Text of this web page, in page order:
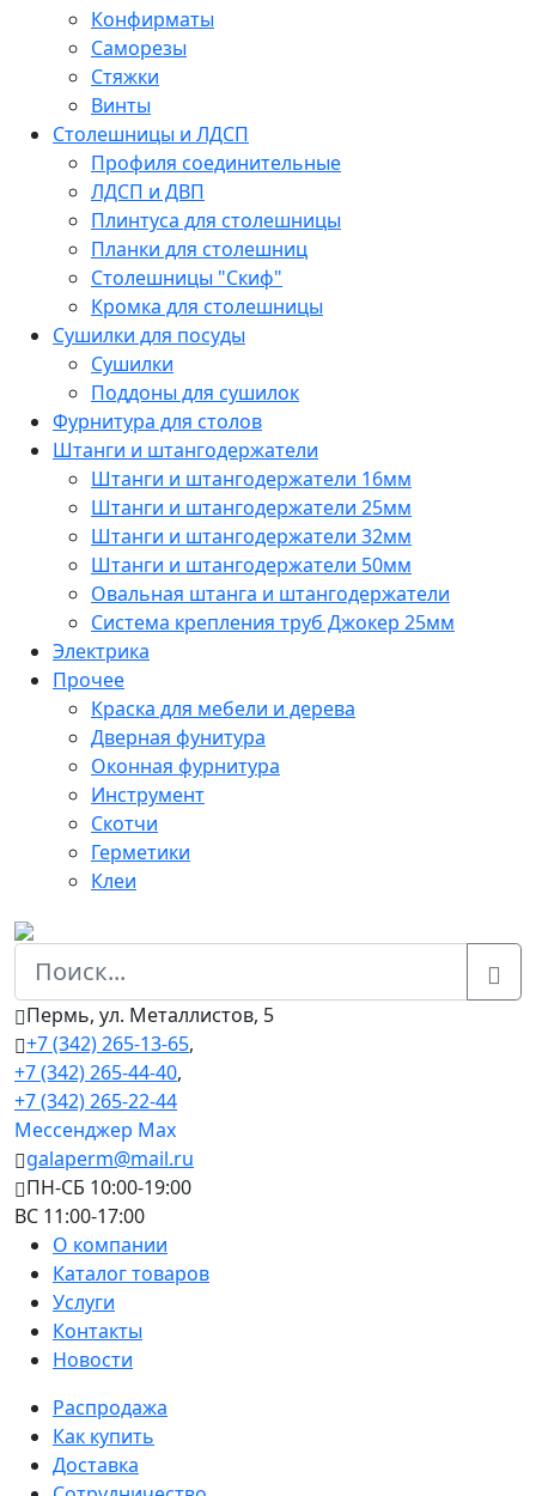
Конфирматы
Саморезы
Стяжки
Винты
Столешницы и ЛДСП
Профиля соединительные
ЛДСП и ДВП
Плинтуса для столешницы
Планки для столешниц
Столешницы "Скиф"
Кромка для столешницы
Сушилки для посуды
Сушилки
Поддоны для сушилок
Фурнитура для столов
Штанги и штангодержатели
Штанги и штангодержатели 16мм
Штанги и штангодержатели 25мм
Штанги и штангодержатели 32мм
Штанги и штангодержатели 50мм
Овальная штанга и штангодержатели
Система крепления труб Джокер 25мм
Электрика
Прочее
Краска для мебели и дерева
Дверная фунитура
Оконная фурнитура
Инструмент
Скотчи
Герметики
Клеи
Пермь, ул. Металлистов, 5
+7 (342) 265-13-65,
+7 (342) 265-44-40,
+7 (342) 265-22-44
Мессенджер Мах
galaperm@mail.ru
ПН-СБ 10:00-19:00
ВС 11:00-17:00
О компании
Каталог товаров
Услуги
Контакты
Новости
Распродажа
Как купить
Доставка